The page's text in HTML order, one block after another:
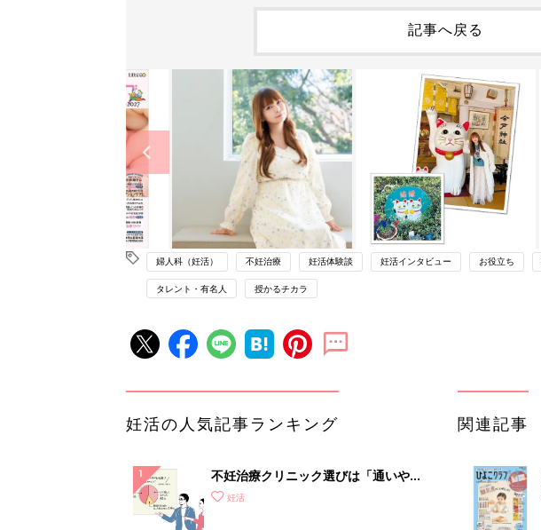
記事へ戻る
婦人科（妊活） 不妊治療 妊活体験談 妊活インタビュー お役立ち
タレント・有名人 授かるチカラ
妊活の人気記事ランキング
不妊治療クリニック選びは「通いやす
さ」が大切！選び方、重要3カ条っ
妊活
関連記事